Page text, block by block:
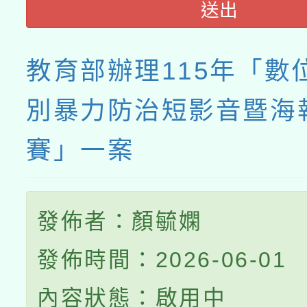
送出
教育部辦理115年「數
別暴力防治短影音暨海
賽」一案
發佈者：顏毓嫻
發佈時間：2026-06-01
內容狀態：啟用中